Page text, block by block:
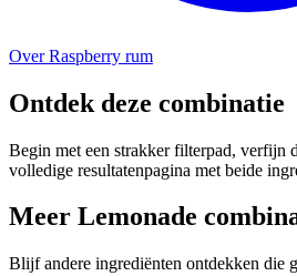
Over Raspberry rum
Ontdek deze combinatie
Begin met een strakker filterpad, verfijn
volledige resultatenpagina met beide
Meer Lemonade
Blijf andere ingrediënten ontdekken die